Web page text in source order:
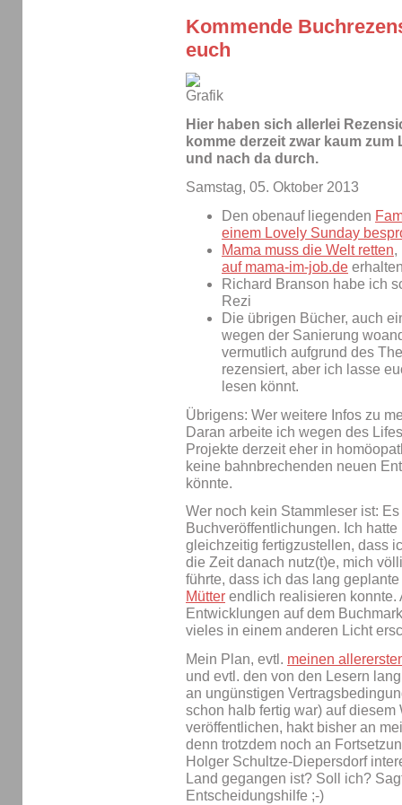
Kommende
euch
Hier haben sich allerlei
komme derzeit zwar kaum
und nach da durch.
Samstag, 05. Oktober 2013
Den obenauf liegenden
einem Lovely Sunday
Mama muss die Welt retten,
auf mama-im-job.de
Richard Branson habe ich
Rezi
Die übrigen Bücher, auch
wegen der Sanierung
vermutlich aufgrund des
rezensiert, aber ich lasse
lesen könnt.
Übrigens: Wer weitere Infos zu
Daran arbeite ich wegen des
Projekte derzeit eher in
keine bahnbrechenden neuen
könnte.
Wer noch kein Stammleser ist:
Buchveröffentlichungen. Ich
gleichzeitig fertigzustellen, dass
die Zeit danach nutz(t)e, mich
führte, dass ich das lang geplante
Mütter endlich realisieren konnte.
Entwicklungen auf dem
vieles in einem anderen Licht
Mein Plan, evtl. meinen
und evtl. den von den Lesern
an ungünstigen
schon halb fertig war) auf
veröffentlichen, hakt bisher an
denn trotzdem noch an
Holger Schultze-Diepersdorf
Land gegangen ist? Soll ich?
Entscheidungshilfe ;-)